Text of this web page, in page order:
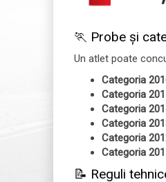
🏃 Probe și
Un atlet poate
Categoria
Categoria
Categoria
Categoria
Categoria
Categoria
📝 Reguli